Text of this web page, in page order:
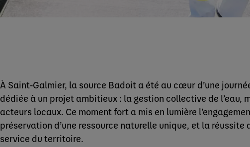
À Saint-Galmier, la source Badoit a été au cœur d’une
dédiée à un projet ambitieux : la gestion collective de l’eau,
acteurs locaux. Ce moment fort a mis en lumière
préservation d’une ressource naturelle unique, et la réussite
service du territoire.